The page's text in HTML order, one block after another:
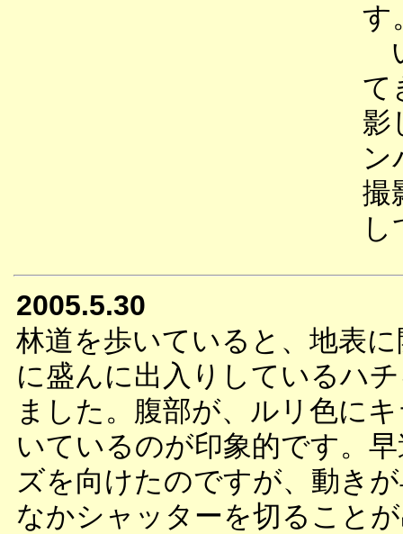
す
て
影
ン
撮
2005.5.30
林道を歩いていると、地表
に盛んに出入りしているハ
ました。腹部が、ルリ色に
いているのが印象的です。
ズを向けたのですが、動き
なかシャッターを切ること